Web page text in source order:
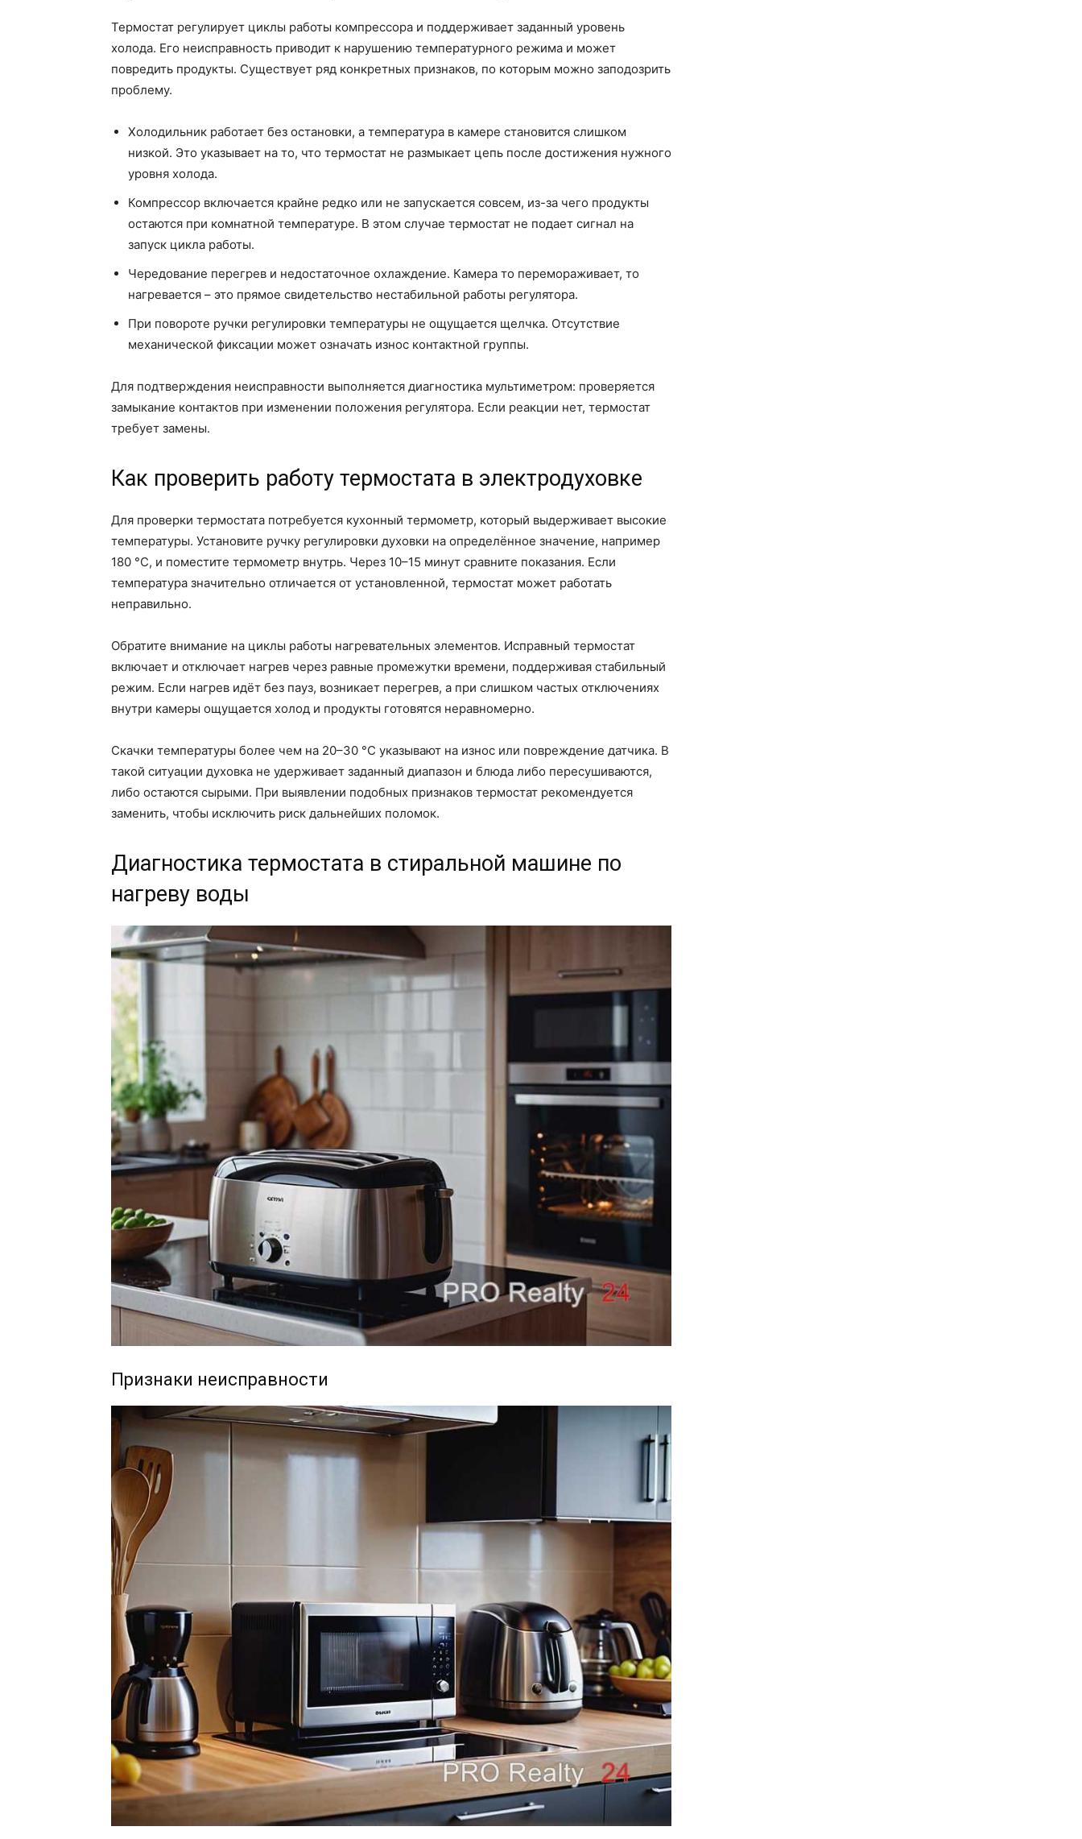
Термостат регулирует циклы работы компрессора и поддерживает заданный уровень
холода. Его неисправность приводит к нарушению температурного режима и может
повредить продукты. Существует ряд конкретных признаков, по которым можно заподозрить
проблему.
Холодильник работает без остановки, а температура в камере становится слишком
низкой. Это указывает на то, что термостат не размыкает цепь после достижения нужного
уровня холода.
Компрессор включается крайне редко или не запускается совсем, из-за чего продукты
остаются при комнатной температуре. В этом случае термостат не подает сигнал на
запуск цикла работы.
Чередование перегрев и недостаточное охлаждение. Камера то перемораживает, то
нагревается – это прямое свидетельство нестабильной работы регулятора.
При повороте ручки регулировки температуры не ощущается щелчка. Отсутствие
механической фиксации может означать износ контактной группы.
Для подтверждения неисправности выполняется диагностика мультиметром: проверяется
замыкание контактов при изменении положения регулятора. Если реакции нет, термостат
требует замены.
Как проверить работу термостата в электродуховке
Для проверки термостата потребуется кухонный термометр, который выдерживает высокие
температуры. Установите ручку регулировки духовки на определённое значение, например
180 °C, и поместите термометр внутрь. Через 10–15 минут сравните показания. Если
температура значительно отличается от установленной, термостат может работать
неправильно.
Обратите внимание на циклы работы нагревательных элементов. Исправный термостат
включает и отключает нагрев через равные промежутки времени, поддерживая стабильный
режим. Если нагрев идёт без пауз, возникает перегрев, а при слишком частых отключениях
внутри камеры ощущается холод и продукты готовятся неравномерно.
Скачки температуры более чем на 20–30 °C указывают на износ или повреждение датчика. В
такой ситуации духовка не удерживает заданный диапазон и блюда либо пересушиваются,
либо остаются сырыми. При выявлении подобных признаков термостат рекомендуется
заменить, чтобы исключить риск дальнейших поломок.
Диагностика термостата в стиральной машине по
нагреву воды
Признаки неисправности